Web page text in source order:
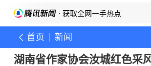
· 获取全网一手热点
首页 新闻
湖南省作家协会汝城红色采